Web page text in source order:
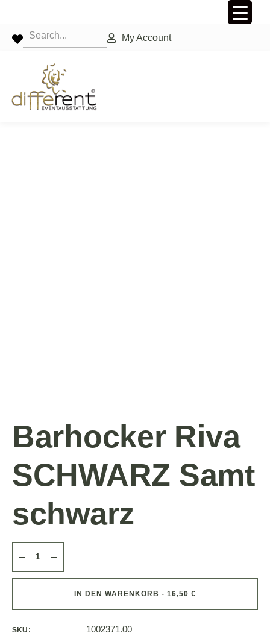
My Account
Barhocker Riva
SCHWARZ Samt
schwarz
IN DEN WARENKORB - 16,50 €
SKU: 1002371.00